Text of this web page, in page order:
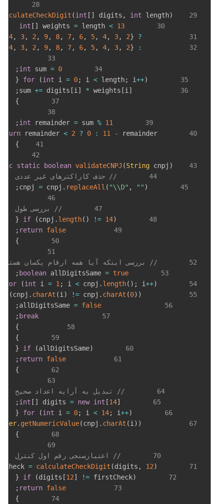
28
29
(int [ ] digits , int length)
30
int [ ] weights = length < 13
31
?
4, 3, 2 , 9, 8, 7, 6, 5, 4, 3, 2}
32
:
4, 3, 2 , 9, 8, 7, 6, 5, 4, 3, 2}
33
34
int sum = 0
;
35
for (int i = 0; i < length; i++)
{
36
+= digits [i ] * weights [i ]
;
37
}
38
39
int remainder = sum % 11
;
40
remainder < 2 ? 0 : 11 - remainder
41
}
42
43
static boolean validateCNPJ (String cnpj )
44
// حذف کاراکترهای غیر عددی
45
= cnpj . replaceAll ( "\\D" , "" )
;
46
47
// بررسی طول
48
if (cnpj . length( ) != 14)
{
49
return false
;
50
}
51
52
// بررسی اینکه آیا همه ارقام یکسان هستند
53
boolean allDigitsSame = true
;
54
for (int i = 1 ; i < cnpj . length( ) ; i++)
55
(cnpj . charAt (i ) != cnpj . charAt (0) )
56
= false
;
57
break
;
58
}
59
}
60
if (allDigitsSame)
{
61
return false
;
62
}
63
64
// تبدیل به آرایه اعداد صحیح
65
int [ ] digits = new int [14]
;
66
for (int i = 0; i < 14; i++)
{
67
. getNumericValue(cnpj . charAt (i ) )
68
}
69
70
// اعتبارسنجی رقم اول کنترل
71
= calculateCheckDigit (digits , 12)
72
if (digits [12] != firstCheck)
{
73
return false
;
74
}